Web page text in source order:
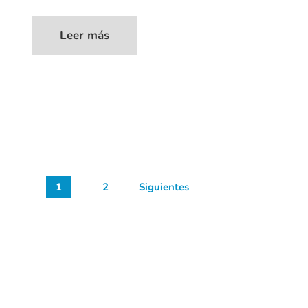
Leer más
1 2 Siguientes